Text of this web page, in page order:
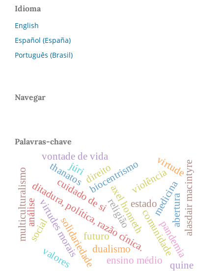
Idioma
English
Español (España)
Português (Brasil)
Navegar
Palavras-chave
cuidado de si violência
ditadura, política, razão cínica.
axel honneth
solidariedade
estado
comunidade
biocentrismo
virtudes morais religião medicina
dualismo
thanatos
vontade de vida
futuro pandemia
valores
abertura
multiculturalismoanálise
ensino médio
social
quine
direito virtude
júri alasdair macintyre